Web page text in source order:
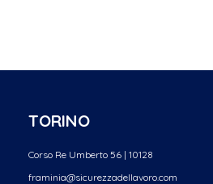
TORINO
Corso Re Umberto 56 | 10128
framinia@sicurezzadellavoro.com